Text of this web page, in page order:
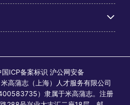
ICP备案标识 沪公网安备
蒲志（上海）人才服务有限公司
）隶属于米高蒲志。注册